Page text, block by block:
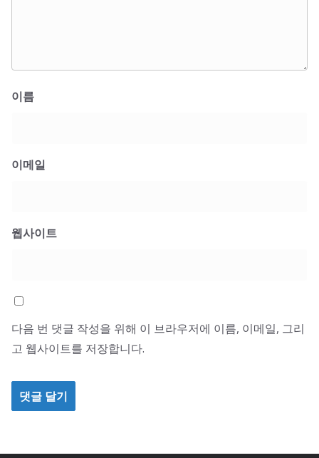
이름
이메일
웹사이트
다음 번 댓글 작성을 위해 이 브라우저에 이름, 이메일, 그리
고 웹사이트를 저장합니다.